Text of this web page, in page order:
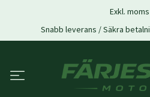
Exkl. moms
Snabb leverans / Säkra